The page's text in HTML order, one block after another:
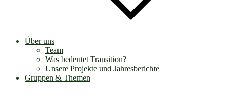
Über uns
Team
Was bedeutet Transition?
Unsere Projekte und Jahresberichte
Gruppen & Themen